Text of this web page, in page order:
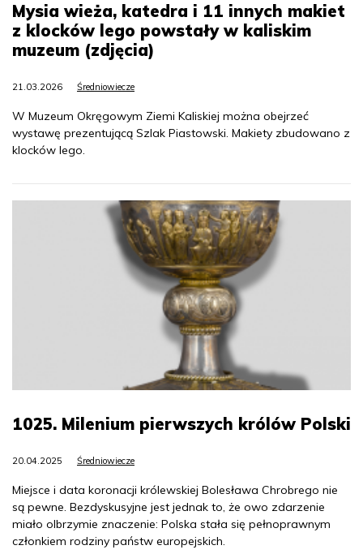
Mysia wieża, katedra i 11 innych makiet
z klocków lego powstały w kaliskim
muzeum (zdjęcia)
21.03.2026 Średniowiecze
W Muzeum Okręgowym Ziemi Kaliskiej można obejrzeć
wystawę prezentującą Szlak Piastowski. Makiety zbudowano z
klocków lego.
1025. Milenium pierwszych królów Polski
20.04.2025 Średniowiecze
Miejsce i data koronacji królewskiej Bolesława Chrobrego nie
są pewne. Bezdyskusyjne jest jednak to, że owo zdarzenie
miało olbrzymie znaczenie: Polska stała się pełnoprawnym
członkiem rodziny państw europejskich.